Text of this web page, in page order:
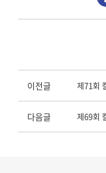
이전글
다음글